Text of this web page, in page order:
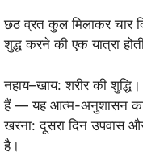
छठ व्रत कुल मिलाकर चार
शुद्ध करने की एक यात्रा
नहाय–खाय: शरीर की
हैं — यह आत्म-अनुशासन
खरना: दूसरा दिन उपवास
है।